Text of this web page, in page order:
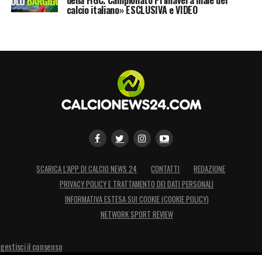
calcio italiano» ESCLUSIVA e VIDEO
SCARICA L’APP DI CALCIO NEWS 24 CONTATTI
REDAZIONE
PRIVACY POLICY E TRATTAMENTO DEI DATI PERSONALI
INFORMATIVA ESTESA SUI COOKIE (COOKIE POLICY)
NETWORK SPORT REVIEW
gestisci il consenso